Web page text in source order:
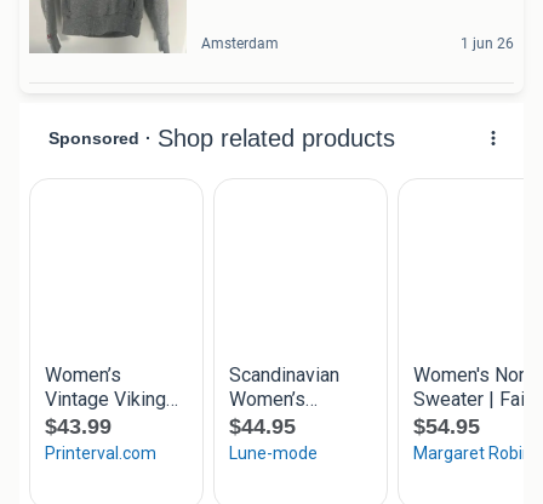
Amsterdam 1 jun 26